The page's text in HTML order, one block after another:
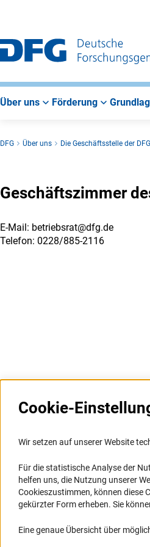
Über uns Förderung
DFG Über uns Die Geschäftsstelle der DFG
Geschäftszimmer
E-Mail: betriebsrat@dfg.de
Telefon: 0228/885-2116
Informationssysteme
Portal Wissenschaftliche Integrität
GEPRIS
GEPRIS historisch
RIsources
Cookie-
Wir setzen auf unserer Website
Für die statistische Analyse der
helfen uns, die Nutzung unserer
Cookieszustimmen, können diese
gekürzter Form erheben. Sie
Eine genaue Übersicht über